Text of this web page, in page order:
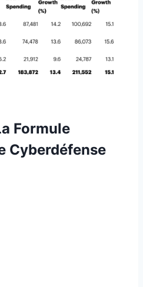
Formule
Cyberdéfense